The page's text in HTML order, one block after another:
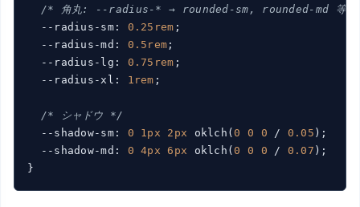
/* 角丸: --radius-* → rounded-sm, rounded-md 等が
  --radius-sm:
0.25rem ;
  --radius-md:
0.5rem ;
  --radius-lg:
0.75rem ;
  --radius-xl:
1rem ;
/* シャドウ */
  --shadow-sm:
0 1px 2px oklch(0 0 0 / 0.05 );
  --shadow-md:
0 4px 6px oklch(0 0 0 / 0.07 );
}